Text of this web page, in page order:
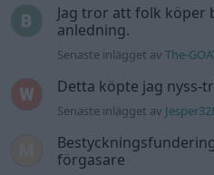
Jag tror att folk köper
anledning.
Senaste inlägget avThe-
Detta köpte jag nyss-
Senaste inlägget av
förgasare